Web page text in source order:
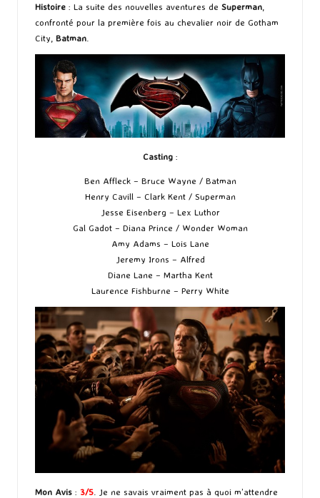
Histoire : La suite des nouvelles aventures de Superman,
confronté pour la première fois au chevalier noir de Gotham
City, Batman.
Casting:
Ben Affleck – Bruce Wayne / Batman
Henry Cavill – Clark Kent / Superman
Jesse Eisenberg – Lex Luthor
Gal Gadot – Diana Prince / Wonder Woman
Amy Adams – Lois Lane
Jeremy Irons – Alfred
Diane Lane – Martha Kent
Laurence Fishburne – Perry White
Mon Avis : 3/5 . Je ne savais vraiment pas à quoi m’attendre